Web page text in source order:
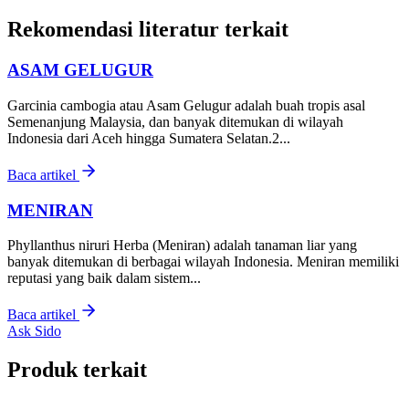
Rekomendasi literatur terkait
ASAM GELUGUR
Garcinia cambogia atau Asam Gelugur adalah buah tropis asal
Semenanjung Malaysia, dan banyak ditemukan di wilayah
Indonesia dari Aceh hingga Sumatera Selatan.2...
Baca artikel
MENIRAN
Phyllanthus niruri Herba (Meniran) adalah tanaman liar yang
banyak ditemukan di berbagai wilayah Indonesia. Meniran memiliki
reputasi yang baik dalam sistem...
Baca artikel
Ask Sido
Produk terkait